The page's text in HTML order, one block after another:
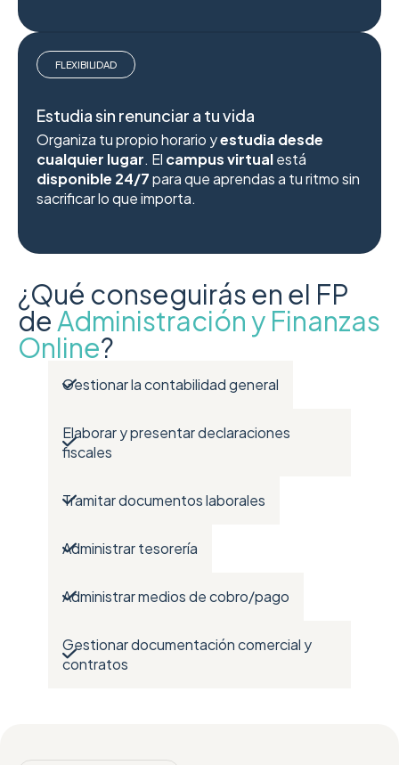
FLEXIBILIDAD
Estudia sin renunciar a tu vida
Organiza tu propio horario yestudia desde
cualquier lugar. El campus virtualestá
disponible 24/7para que aprendas a tu ritmo sin
sacrificar lo que importa.
¿Qué conseguirás en el FP
de Administración y Finanzas
Online?
Gestionar la contabilidad general
Elaborar y presentar declaraciones
fiscales
Tramitar documentos laborales
Administrar tesorería
Administrar medios de cobro/pago
Gestionar documentación comercial y
contratos